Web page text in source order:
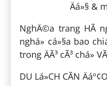
NghÄ©a trang HÃ
nghá» cá»§a bao
trong ÄÃ³ cÃ³ chá»
DU Lá»CH CÃN